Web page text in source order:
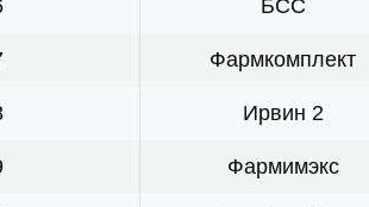
БСС
Фармкомплект
Ирвин 2
Фармимэкс